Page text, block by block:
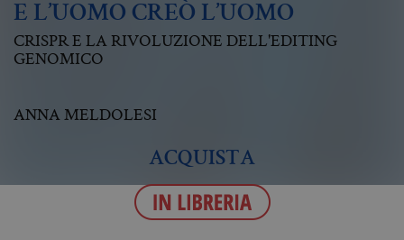
E L’UOMO CREÒ L’UOMO
CRISPR E LA RIVOLUZIONE DELL'EDITING
GENOMICO
ANNA MELDOLESI
ACQUISTA